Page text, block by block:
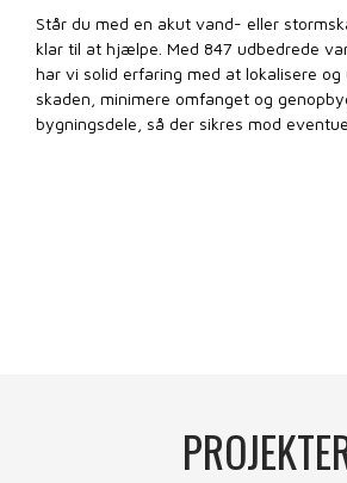
Står du med en akut vand- eller
klar til at hjælpe. Med 847 udbedrede
har vi solid erfaring med at lokalisere og
skaden, minimere omfanget og
bygningsdele, så der sikres mod